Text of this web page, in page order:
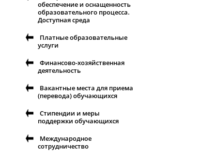
обеспечение и оснащенность
образовательного процесса.
Доступная среда
Платные образовательные
услуги
Финансово-хозяйственная
деятельность
Вакантные места для приема
(перевода) обучающихся
Стипендии и меры
поддержки обучающихся
Международное
сотрудничество